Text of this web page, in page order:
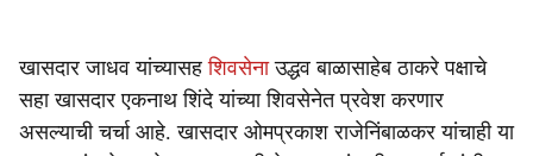
खासदार जाधव यांच्यासहशिवसेनाउद्धव बाळासाहेब ठाकरे पक्षाचे
सहा खासदार एकनाथ शिंदे यांच्या शिवसेनेत प्रवेश करणार
असल्याची चर्चा आहे. खासदार ओमप्रकाश राजेनिंबाळकर यांचाही या